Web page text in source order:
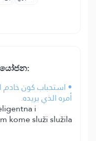
• استحباب كون خادم
أمره الذي يريده.
i
kome služi služila